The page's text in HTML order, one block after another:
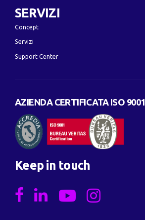
SERVIZI
Concept
Servizi
Support Center
AZIENDA CERTIFICATA ISO 9001
Keep in touch